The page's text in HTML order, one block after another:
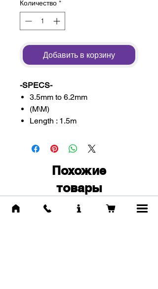
Количество *
Добавить в корзину
-SPECS-
3.5mm to 6.2mm
(M\M)
Length : 1.5m
Похожие
товары